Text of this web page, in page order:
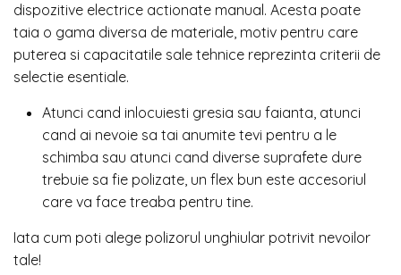
dispozitive electrice actionate manual. Acesta poate
taia o gama diversa de materiale, motiv pentru care
puterea si capacitatile sale tehnice reprezinta criterii de
selectie esentiale.
Atunci cand inlocuiesti gresia sau faianta, atunci
cand ai nevoie sa tai anumite tevi pentru a le
schimba sau atunci cand diverse suprafete dure
trebuie sa fie polizate, un flex bun este accesoriul
care va face treaba pentru tine.
Iata cum poti alege polizorul unghiular potrivit nevoilor
tale!